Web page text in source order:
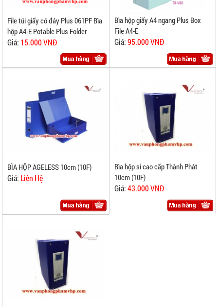
File túi giấy có đáy Plus 061PF Bìa
hộp A4-E Potable Plus Folder
Giá: 15.000 VNĐ
Bìa hộp giấy A4 ngang Plus Box
File A4-E
Giá:95.000 VNĐ
BÌA HỘP AGELESS 10cm (10F)
Giá: Liên Hệ
Bìa hộp si cao cấp Thành Phát
10cm (10F)
Giá:43.000 VNĐ